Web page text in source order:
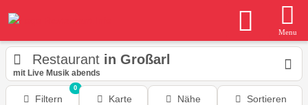
Menu
Restaurant in Großarl
mit Live Musik abends
Filtern
0
Karte Nähe Sortieren